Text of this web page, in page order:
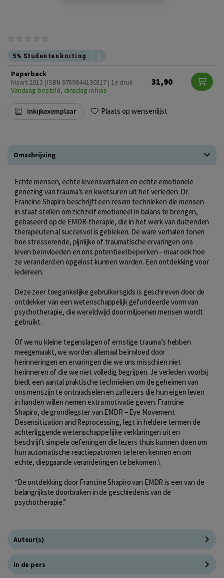
5% Studentenkorting
Paperback
Maart 2013 | ISBN 9789044130317 | 1e druk
Vandaag besteld, dinsdag in huis
31,90
Inkijkexemplaar Plaats op wensenlijst
Omschrijving
Echte mensen, echte levensverhalen en echte emotionele
genezing van trauma’s en kwetsuren uit het verleden. Dr.
Francine Shapiro beschrijft een resem technieken die mensen
in staat stellen om zichzelf emotioneel in balans te brengen,
gebaseerd op de EMDR-therapie, die in het werk van duizenden
therapeuten al succesvol is gebleken. De ware verhalen tonen
hoe stresserende, pijnlijke of traumatische ervaringen ons
leven beïnvloeden en ons potentieel beperken – maar ook hoe
ze veranderd en opgelost kunnen worden. Een ontdekking voor
iedereen.
Deze zeer toegankelijke gebruikersgids is geschreven door de
ontdekker van een wetenschappelijk gefundeerde vorm van
psychotherapie, die wereldwijd door miljoenen mensen wordt
gebruikt.
Of we nu kleine tegenslagen of ernstige trauma’s hebben
meegemaakt, we worden allemaal beïnvloed door
herinneringen en ervaringen die we ons misschien niet
herinneren of die we niet volledig begrijpen. Je verleden voorbij
biedt een aantal praktische technieken om de geheimen van
ons menszijn te ontraadselen en zal lezers die hun eigen leven
in handen willen nemen extra motivatie geven. Francine
Shapiro, de grondlegster van EMDR – Eye Movement
Desensitization and Reprocessing, legt in heldere termen de
achterliggende wetenschappe lijke verklaringen uit en
beschrijft simpele oefeningen die lezers thuis kunnen doen om
hun automatische reactiepatronen te leren kennen en om
echte, diepgaande veranderingen te bekomen.\
“De ontdekking door Francine Shapiro van EMDR is een van de
belangrijkste doorbraken in de geschiedenis van de
psychotherapie.”
Auteur(s)
In de pers